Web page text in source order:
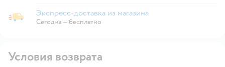
Экспресс-доставка из магазина
Экспресс-доставка из магазина
Сегодня—бесплатно
Условия возврата